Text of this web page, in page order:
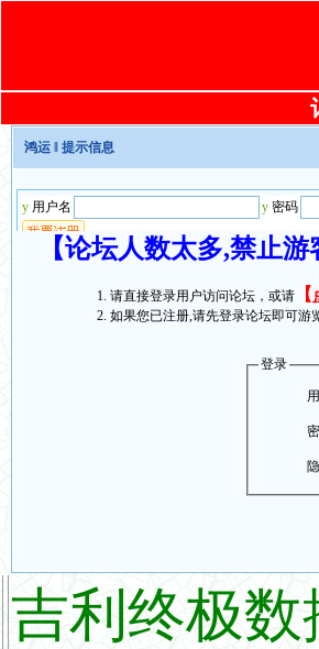
鸿运 ‖ 提示信息
【论坛人数太多,禁止
请直接登录用户访问论坛，或请 【
如果您已注册,请先登录论坛即可游
登录
吉利终极数